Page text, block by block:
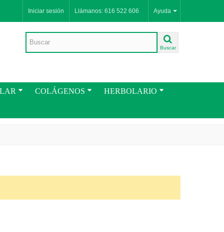
Ayuda
Llámanos: 616 522 606
Iniciar sesión
Buscar
COLÁGENOS HERBOLARIO